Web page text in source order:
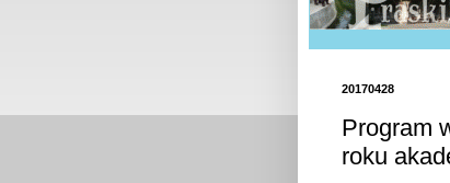
20170428
Program
roku